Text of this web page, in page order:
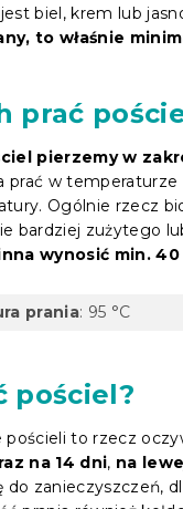
biel, krem ​​lub
to właśnie
prać
pierzemy w
prać w
Ogólnie rzecz
bardziej zużytego
wynosić min. 40
prania: 95 °C
pościel?
pościeli to rzecz
na 14 dni, na
do zanieczyszczeń,